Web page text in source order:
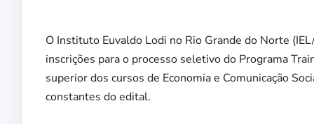
O Instituto Euvaldo Lodi no Rio Grande do Norte
inscrições para o processo seletivo do Programa
superior dos cursos de Economia e Comunicação
constantes do edital.